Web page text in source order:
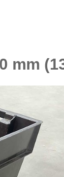
mm